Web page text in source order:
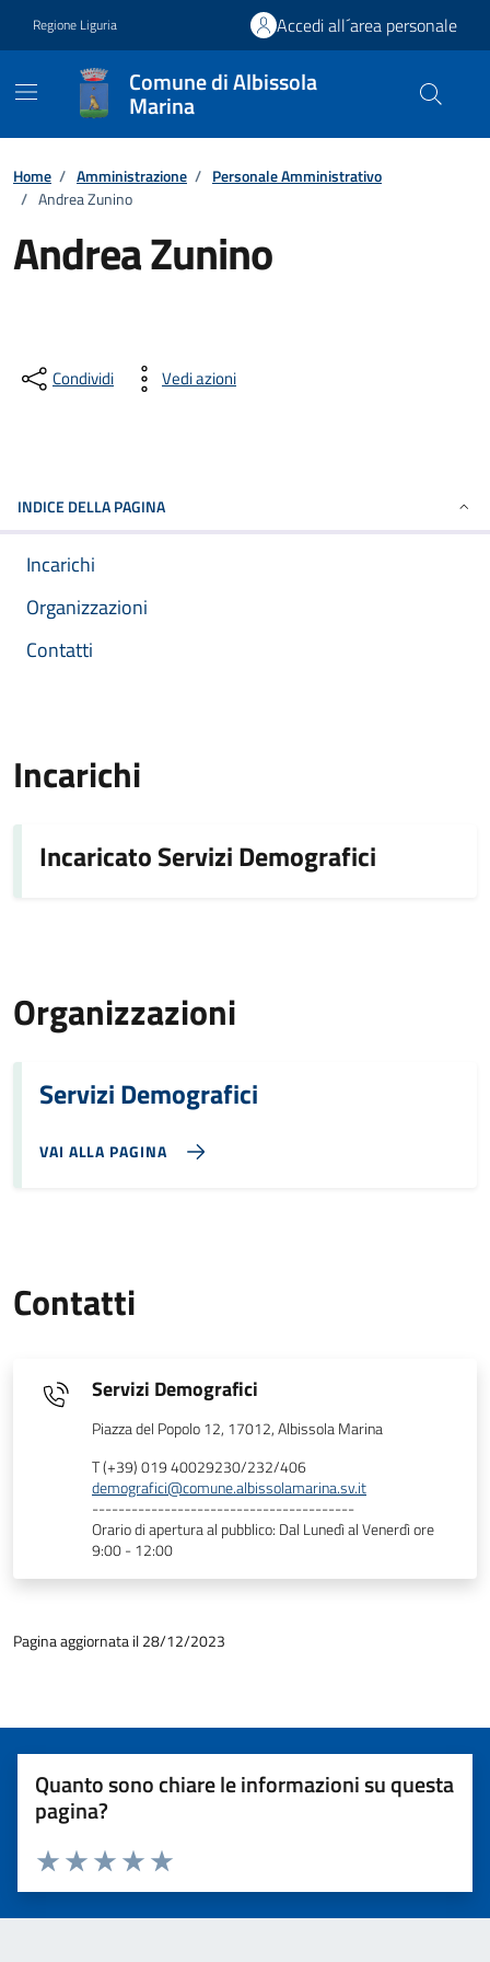
Regione Liguria Accedi all´area personale
Comune di Albissola
Marina
Home / Amministrazione / Personale Amministrativo
/ Andrea Zunino
Andrea Zunino
Condividi Vedi azioni
INDICE DELLA PAGINA
Incarichi
Organizzazioni
Contatti
Incarichi
Incaricato Servizi Demografici
Organizzazioni
Servizi Demografici
VAI ALLA PAGINA
Contatti
Servizi Demografici
Piazza del Popolo 12, 17012, Albissola Marina
T (+39) 019 40029230/232/406
demografici@comune.albissolamarina.sv.it
----------------------------------------
Orario di apertura al pubblico: Dal Lunedì al Venerdì ore
9:00 - 12:00
Pagina aggiornata il 28/12/2023
Quanto sono chiare le informazioni su questa
pagina?
Valuta 5 stelle su 5
Valuta 4 stelle su 5
Valuta 3 stelle su 5
Valuta 2 stelle su 5
Valuta 1 stelle su 5